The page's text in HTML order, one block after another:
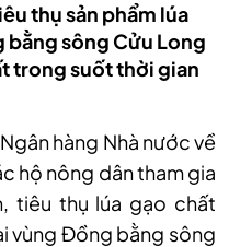
thụ sản phẩm lúa
sông Cửu Long
trong suốt thời gian
hàng Nhà nước về
hộ nông dân tham gia
tiêu thụ lúa gạo chất
vùng Đồng bằng sông